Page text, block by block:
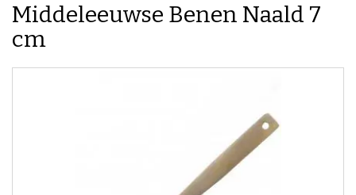
Middeleeuwse Benen Naald 7
cm